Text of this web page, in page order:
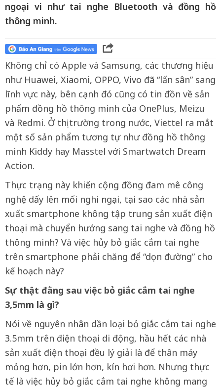
ngoại vi như tai nghe Bluetooth và đồng hồ
thông minh.
Không chỉ có Apple và Samsung, các thương hiệu
như Huawei, Xiaomi, OPPO, Vivo đã “lấn sân” sang
lĩnh vực này, bên cạnh đó cũng có tin đồn về sản
phẩm đồng hồ thông minh của OnePlus, Meizu
và Redmi. Ở thị trường trong nước, Viettel ra mắt
một số sản phẩm tương tự như đồng hồ thông
minh Kiddy hay Masstel với Smartwatch Dream
Action.
Thực trạng này khiến cộng đồng đam mê công
nghệ dấy lên mối nghi ngại, tại sao các nhà sản
xuất smartphone không tập trung sản xuất điện
thoại mà chuyển hướng sang tai nghe và đồng hồ
thông minh? Và việc hủy bỏ giắc cắm tai nghe
trên smartphone phải chăng để “dọn đường” cho
kế hoạch này?
Sự thật đằng sau việc bỏ giắc cắm tai nghe
3,5mm là gì?
Nói về nguyên nhân dần loại bỏ giắc cắm tai nghe
3.5mm trên điện thoại di động, hầu hết các nhà
sản xuất điện thoại đều lý giải là để thân máy
mỏng hơn, pin lớn hơn, kín hơi hơn. Nhưng thực
tế là việc hủy bỏ giắc cắm tai nghe không mang